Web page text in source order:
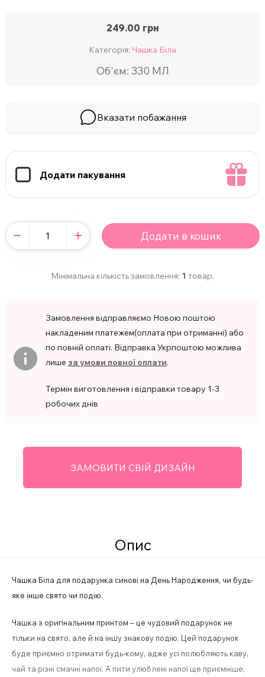
249.00 грн
Категорія: Чашка Біла
Об'єм: 330 МЛ
Вказати побажання
Додати пакування
Додати в кошик
Мінімальна кількість замовлення: 1 товар.
Замовлення відправляємо Новою поштою
накладеним платежем(оплата при отриманні) або
по повній оплаті. Відправка Укрпоштою можлива
лише за умови повної оплати.
Термін виготовлення і відправки товару 1-3
робочих днів
ЗАМОВИТИ СВІЙ ДИЗАЙН
Опис
Чашка Біла для подарунка синові на День Народження, чи будь-
яке інше свято чи подію.
Чашка з оригінальним принтом – це чудовий подарунок не
тільки на свято, але й на іншу знакову подію. Цей подарунок
буде приємно отримати будь-кому, адже усі полюбляють каву,
чай та різні смачні напої. А пити улюблені напої ще приємніше,